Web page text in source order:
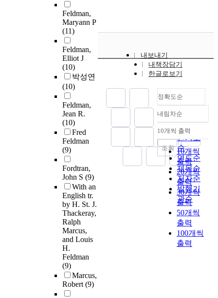
Feldman,
Maryann P
(11)
Feldman,
Elliot J
(10)
박성연
(10)
Feldman,
Jean R.
(10)
Fred
Feldman
(9)
Fordtran,
John S (9)
With an
English tr.
by H. St. J.
Thackeray,
Ralph
Marcus,
and Louis
H.
Feldman
(9)
Marcus,
Robert(9)
내보내기
내책장담기
한글로보기
정확도순
정확도
순
인기도
순
연도순
제목순
저자순
발행기
관순
내림차순
내림차순
10개씩 출력
10개씩
출력
20개씩
출력
30개씩
출력
50개씩
출력
100개씩
출력
조회